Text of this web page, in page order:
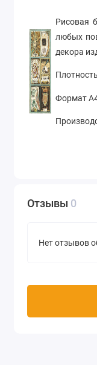
Рисовая
любых
декора
Формат
Отзывы 0
Нет отзывов